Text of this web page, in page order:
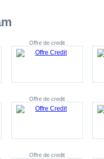
Offre de credit
Offre de credit
Offre de credit